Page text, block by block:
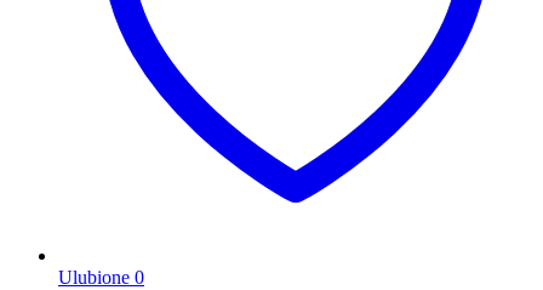
Ulubione 0